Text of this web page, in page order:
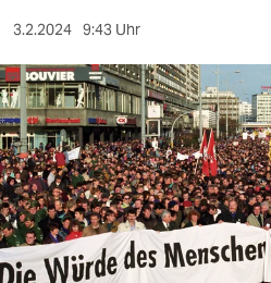
sport
berlin
nord
wahrheit
verlag
verlag
3.2.2024 9:43 Uhr